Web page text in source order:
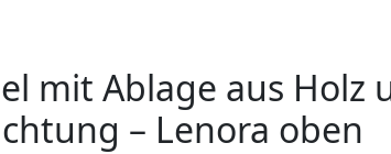
mit Ablage aus Holz
– Lenora oben